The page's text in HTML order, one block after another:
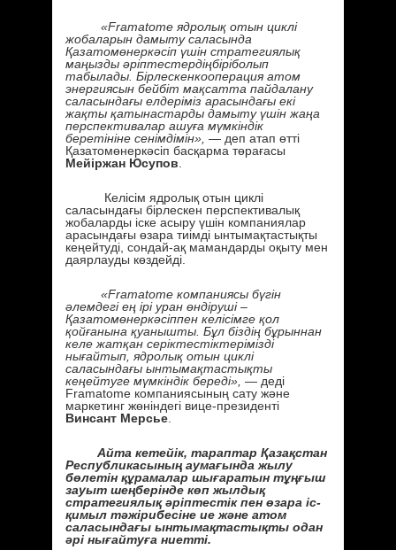
«Framatome ядролық отын циклі
жобаларын дамыту саласында
Қазатомөнеркәсіп үшін стратегиялық
маңызды әріптестердіңбіріболып
табылады. Бірлескенкооперация атом
энергиясын бейбіт мақсатта пайдалану
саласындағы елдеріміз арасындағы екі
жақты қатынастарды дамыту үшін жаңа
перспективалар ашуға мүмкіндік
беретініне сенімдімін», — деп атап өтті
Қазатомөнеркәсіп басқарма төрағасы
Мейіржан Юсупов
Келісім ядролық отын циклі
саласындағы бірлескен перспективалық
жобаларды іске асыру үшін компаниялар
арасындағы өзара тиімді ынтымақтастықты
кеңейтуді, сондай-ақ мамандарды оқыту мен
даярлауды көздейді.
«Framatome компаниясы бүгін
әлемдегі ең ірі уран өндіруші –
Қазатомөнеркәсіппен келісімге қол
қойғанына қуанышты. Бұл біздің бұрыннан
келе жатқан серіктестіктерімізді
нығайтып, ядролық отын циклі
саласындағы ынтымақтастықты
кеңейтуге мүмкіндік береді», — деді
Framatome компаниясының сату және
маркетинг жөніндегі вице-президенті
Винсант Мерсье
Айта кетейік, тараптар Қазақстан
Республикасының аумағында жылу
бөлетін құрамалар шығаратын тұңғыш
зауыт шеңберінде көп жылдық
стратегиялық әріптестік пен өзара іс-
қимыл тәжірибесіне ие және атом
саласындағы ынтымақтастықты одан
әрі нығайтуға ниетті.